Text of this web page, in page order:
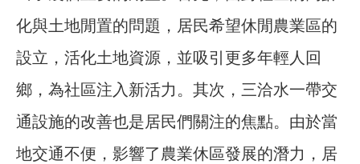
化與土地閒置的問題，居民希望休閒農業區的
設立，活化土地資源，並吸引更多年輕人回
鄉，為社區注入新活力。其次，三洽水一帶交
通設施的改善也是居民們關注的焦點。由於當
地交通不便，影響了農業休區發展的潛力，居